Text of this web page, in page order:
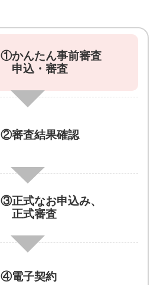
①かんたん事前審査
申込・審査
②審査結果確認
③正式なお申込み、
正式審査
④電子契約